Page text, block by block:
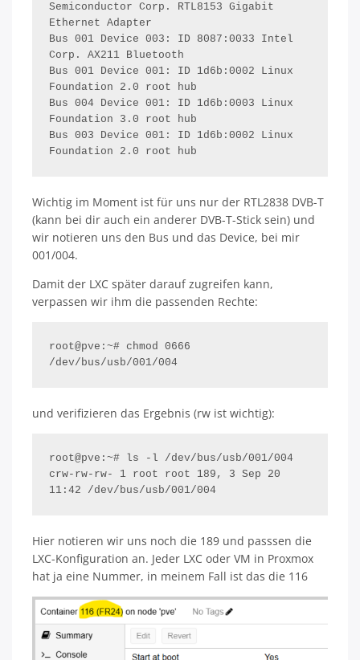
Semiconductor Corp. RTL8153 Gigabit
Ethernet Adapter
Bus 001 Device 003: ID 8087:0033 Intel
Corp. AX211 Bluetooth
Bus 001 Device 001: ID 1d6b:0002 Linux
Foundation 2.0 root hub
Bus 004 Device 001: ID 1d6b:0003 Linux
Foundation 3.0 root hub
Bus 003 Device 001: ID 1d6b:0002 Linux
Foundation 2.0 root hub
Wichtig im Moment ist für uns nur der RTL2838 DVB-T
(kann bei dir auch ein anderer DVB-T-Stick sein) und
wir notieren uns den Bus und das Device, bei mir
001/004.
Damit der LXC später darauf zugreifen kann,
verpassen wir ihm die passenden Rechte:
root@pve:~# chmod 0666
/dev/bus/usb/001/004
und verifizieren das Ergebnis (rw ist wichtig):
root@pve:~# ls -l /dev/bus/usb/001/004
crw-rw-rw- 1 root root 189, 3 Sep 20
11:42 /dev/bus/usb/001/004
Hier notieren wir uns noch die 189 und passsen die
LXC-Konfiguration an. Jeder LXC oder VM in Proxmox
hat ja eine Nummer, in meinem Fall ist das die 116